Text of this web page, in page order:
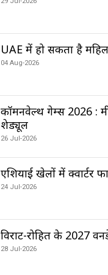
UAE में हो सकता है
04 Aug-2026
कॉमनवेल्थ गेम्स 2026 :
शेड्यूल
26 Jul-2026
एशियाई खेलों में
24 Jul-2026
विराट-रोहित के 2027
28 Jul-2026